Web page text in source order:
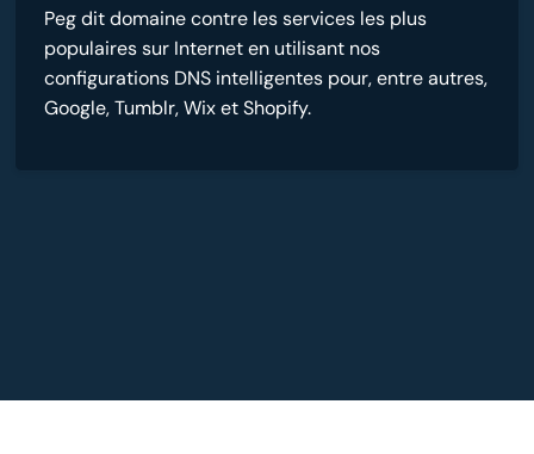
Peg dit domaine contre les services les plus
populaires sur Internet en utilisant nos
configurations DNS intelligentes pour, entre autres,
Google, Tumblr, Wix et Shopify.